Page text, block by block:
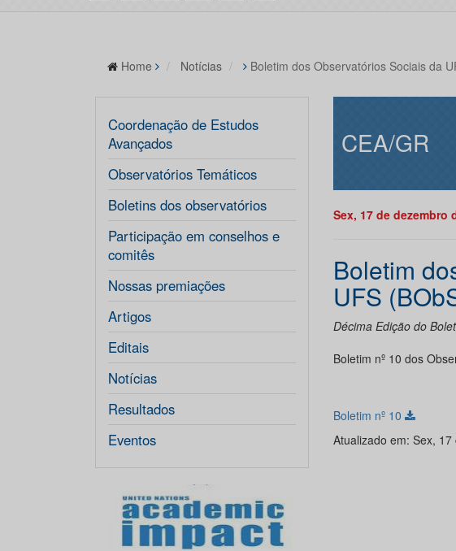
Home Notícias Boletim dos Observatórios Sociais da
Coordenação de Estudos
Avançados
Observatórios Temáticos
Boletins dos observatórios
Participação em conselhos e
comitês
Nossas premiações
Artigos
Editais
Notícias
Resultados
Eventos
CEA/GR
Sex, 17 de dezembro
Boletim
UFS
Décima Edição do
Boletim nº 10 dos
Boletim nº 10
Atualizado em: Sex,